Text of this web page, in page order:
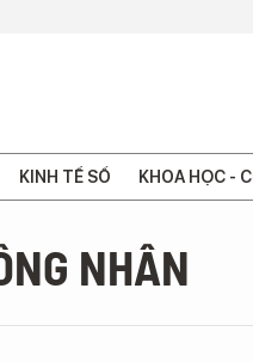
KINH TẾ SỐ KHOA HỌC -
NHÂN